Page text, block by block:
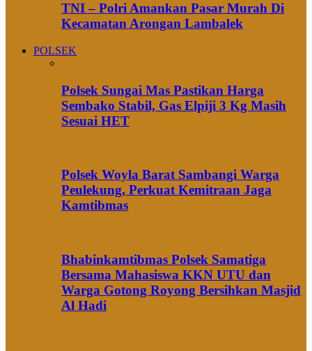
TNI – Polri Amankan Pasar Murah Di
Kecamatan Arongan Lambalek
POLSEK
Polsek Sungai Mas Pastikan Harga
Sembako Stabil, Gas Elpiji 3 Kg Masih
Sesuai HET
Polsek Woyla Barat Sambangi Warga
Peulekung, Perkuat Kemitraan Jaga
Kamtibmas
Bhabinkamtibmas Polsek Samatiga
Bersama Mahasiswa KKN UTU dan
Warga Gotong Royong Bersihkan Masjid
Al Hadi